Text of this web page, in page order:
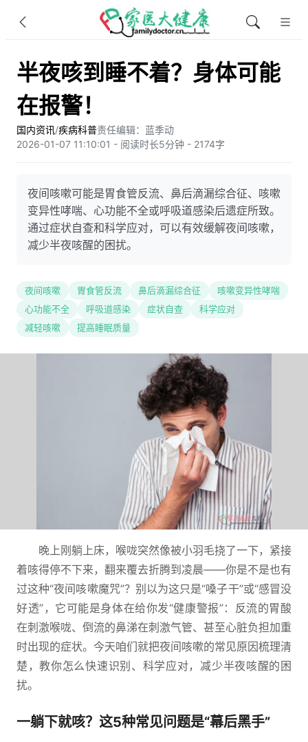
半夜咳到睡不着？身体可能
在报警！
国内资讯/疾病科普责任编辑：蓝季动
2026-01-07 11:10:01 - 阅读时长5分钟 - 2174字
夜间咳嗽可能是胃食管反流、鼻后滴漏综合征、咳嗽
变异性哮喘、心功能不全或呼吸道感染后遗症所致。
通过症状自查和科学应对，可以有效缓解夜间咳嗽，
减少半夜咳醒的困扰。
夜间咳嗽 胃食管反流 鼻后滴漏综合征
咳嗽变异性哮喘
心功能不全
呼吸道感染 症状自查
科学应对
减轻咳嗽
提高睡眠质量
晚上刚躺上床，喉咙突然像被小羽毛挠了一下，紧接
着咳得停不下来，翻来覆去折腾到凌晨——你是不是也有
过这种“夜间咳嗽魔咒”？别以为这只是“嗓子干”或“感冒没
好透”，它可能是身体在给你发“健康警报”：反流的胃酸
在刺激喉咙、倒流的鼻涕在刺激气管、甚至心脏负担加重
时出现的症状。今天咱们就把夜间咳嗽的常见原因梳理清
楚，教你怎么快速识别、科学应对，减少半夜咳醒的困
扰。
一躺下就咳？这5种常见问题是“幕后黑手”